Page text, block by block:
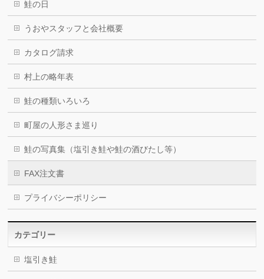
鮭の日
うおやスタッフと会社概要
カタログ請求
村上の略年表
鮭の種類いろいろ
町屋の人形さま巡り
鮭の写真集（塩引き鮭や鮭の酒びたし等）
FAX注文書
プライバシーポリシー
カテゴリー
塩引き鮭